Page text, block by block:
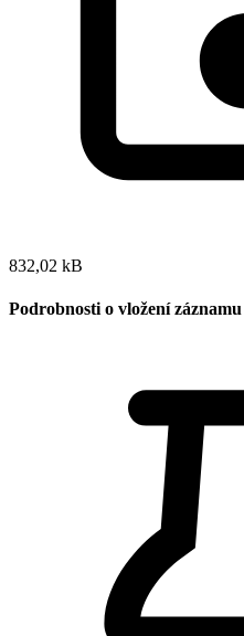
832,02 kB
Podrobnosti o vložení záznamu